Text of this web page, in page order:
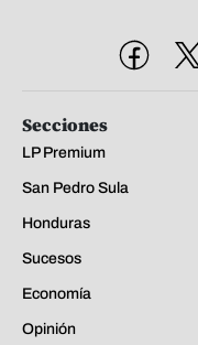
Secciones
LP Premium
San Pedro Sula
Honduras
Sucesos
Economía
Opinión